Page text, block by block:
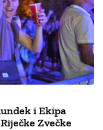
i Ekipa
Zvečke